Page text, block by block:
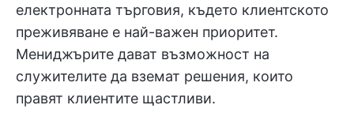
електронната търговия, където клиентското
преживяване е най-важен приоритет.
Мениджърите дават възможност на
служителите да вземат решения, които
правят клиентите щастливи.